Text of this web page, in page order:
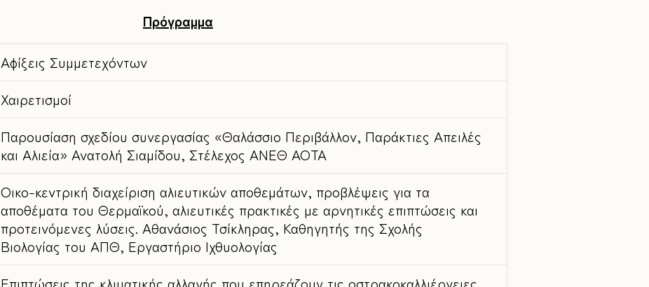
Πρόγραμμα
Αφίξεις Συμμετεχόντων
Χαιρετισμοί
Παρουσίαση σχεδίου συνεργασίας «Θαλάσσιο Περιβάλλον, Παράκτιες Απειλές
και Αλιεία» Ανατολή Σιαμίδου, Στέλεχος ΑΝΕΘ ΑΟΤΑ
Οικο-κεντρική διαχείριση αλιευτικών αποθεμάτων, προβλέψεις για τα
αποθέματα του Θερμαϊκού, αλιευτικές πρακτικές με αρνητικές επιπτώσεις και
προτεινόμενες λύσεις. Αθανάσιος Τσίκληρας, Καθηγητής της Σχολής
Βιολογίας του ΑΠΘ, Εργαστήριο Ιχθυολογίας